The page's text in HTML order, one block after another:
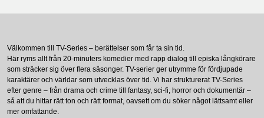
Välkommen till TV-Series – berättelser som får ta sin tid.
Här ryms allt från 20-minuters komedier med rapp dialog till episka långkörare
som sträcker sig över flera säsonger. TV-serier ger utrymme för fördjupade
karaktärer och världar som utvecklas över tid. Vi har strukturerat TV-Series
efter genre – från drama och crime till fantasy, sci-fi, horror och dokumentär –
så att du hittar rätt ton och rätt format, oavsett om du söker något lättsamt eller
mer omfattande.